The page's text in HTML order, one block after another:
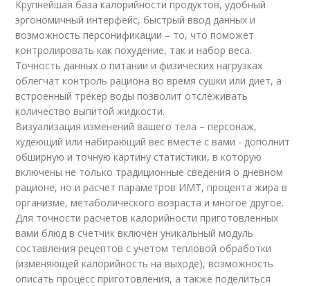
Крупнейшая база калорийности продуктов, удобный
эргономичный интерфейс, быстрый ввод данных и
возможность персонификации – то, что поможет
контролировать как похудение, так и набор веса.
Точность данных о питании и физических нагрузках
облегчат контроль рациона во время сушки или диет, а
встроенный трекер воды позволит отслеживать
количество выпитой жидкости.
Визуализация изменений вашего тела – персонаж,
худеющий или набирающий вес вместе с вами - дополнит
обширную и точную картину статистики, в которую
включены не только традиционные сведения о дневном
рационе, но и расчет параметров ИМТ, процента жира в
организме, метаболического возраста и многое другое.
Для точности расчетов калорийности приготовленных
вами блюд в счетчик включен уникальный модуль
составления рецептов с учетом тепловой обработки
(изменяющей калорийность на выходе), возможность
описать процесс приготовления, а также поделиться